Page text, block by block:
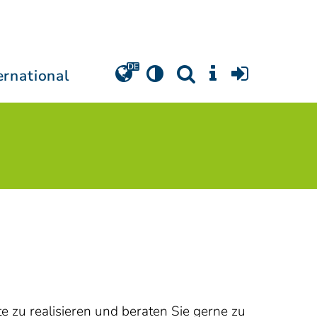
zu realisieren und beraten Sie gerne zu